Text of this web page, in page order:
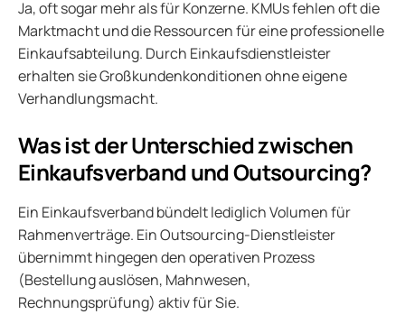
Ja, oft sogar mehr als für Konzerne. KMUs fehlen oft die
Marktmacht und die Ressourcen für eine professionelle
Einkaufsabteilung. Durch Einkaufsdienstleister
erhalten sie Großkundenkonditionen ohne eigene
Verhandlungsmacht.
Was ist der Unterschied zwischen
Einkaufsverband und Outsourcing?
Ein Einkaufsverband bündelt lediglich Volumen für
Rahmenverträge. Ein Outsourcing-Dienstleister
übernimmt hingegen den operativen Prozess
(Bestellung auslösen, Mahnwesen,
Rechnungsprüfung) aktiv für Sie.